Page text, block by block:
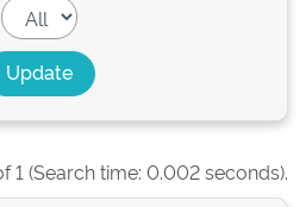
1 (Search time: 0.002 seconds).